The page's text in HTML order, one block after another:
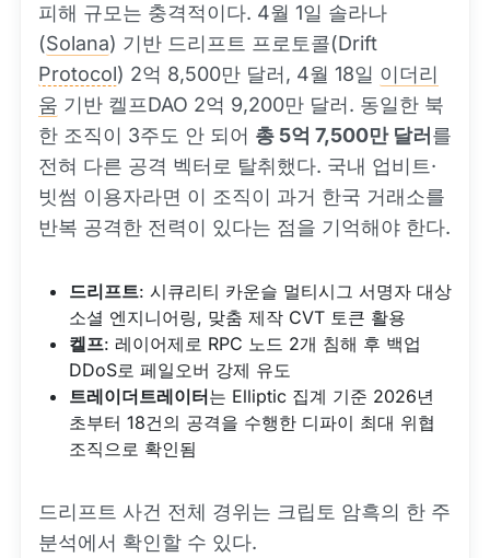
피해 규모는 충격적이다. 4월 1일 솔라나
(Solana) 기반 드리프트 프로토콜(Drift
Protocol) 2억 8,500만 달러, 4월 18일 이더리
움 기반 켈프DAO 2억 9,200만 달러. 동일한 북
한 조직이 3주도 안 되어 총 5억 7,500만 달러 를
전혀 다른 공격 벡터로 탈취했다. 국내 업비트·
빗썸 이용자라면 이 조직이 과거 한국 거래소를
반복 공격한 전력이 있다는 점을 기억해야 한다.
드리프트: 시큐리티 카운슬 멀티시그 서명자 대상
소셜 엔지니어링, 맞춤 제작 CVT 토큰 활용
켈프: 레이어제로 RPC 노드 2개 침해 후 백업
DDoS로 페일오버 강제 유도
트레이더트레이터는 Elliptic 집계 기준 2026년
초부터 18건의 공격을 수행한 디파이 최대 위협
조직으로 확인됨
드리프트 사건 전체 경위는 크립토 암흑의 한 주
분석에서 확인할 수 있다.